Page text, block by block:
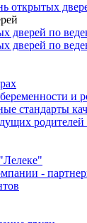
открытых
дверей по
дверей по
и
стандарты
-